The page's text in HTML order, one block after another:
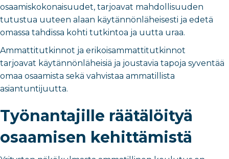
osaamiskokonaisuudet, tarjoavat mahdollisuuden
tutustua uuteen alaan käytännönläheisesti ja edetä
omassa tahdissa kohti tutkintoa ja uutta uraa.
Ammattitutkinnot ja erikoisammattitutkinnot
tarjoavat käytännönläheisiä ja joustavia tapoja syventää
omaa osaamista sekä vahvistaa ammatillista
asiantuntijuutta.
Työnantajille räätälöityä
osaamisen kehittämistä